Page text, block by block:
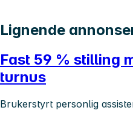
Lignende
Fast 59 % stilling
turnus
Brukerstyrt personlig